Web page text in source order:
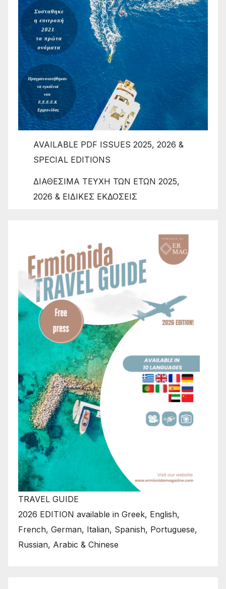
AVAILABLE PDF ISSUES 2025, 2026 &
SPECIAL EDITIONS
ΔΙΑΘΕΣΙΜΑ ΤΕΥΧΗ ΤΩΝ ΕΤΩΝ 2025,
2026 & ΕΙΔΙΚΕΣ ΕΚΔΟΣΕΙΣ
TRAVEL GUIDE
2026 EDITION available in Greek, English,
French, German, Italian, Spanish, Portuguese,
Russian, Arabic & Chinese